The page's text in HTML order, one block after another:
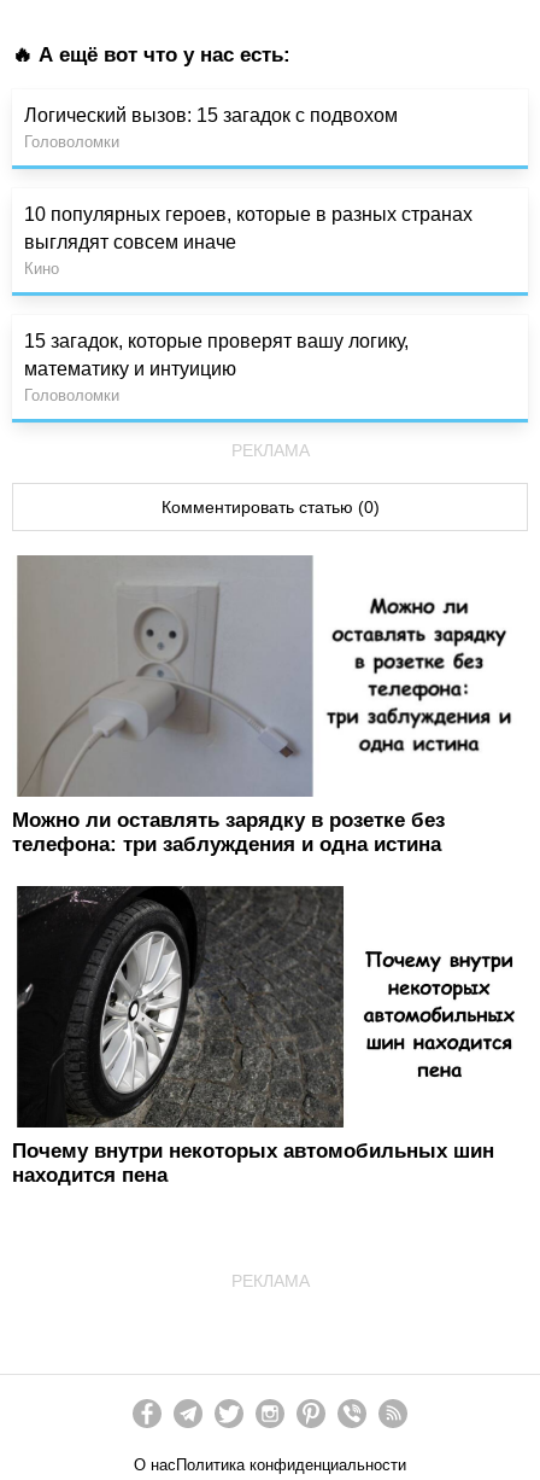
🔥 А ещё вот что у нас есть:
Логический вызов: 15 загадок с подвохом
Головоломки
10 популярных героев, которые в разных странах
выглядят совсем иначе
Кино
15 загадок, которые проверят вашу логику,
математику и интуицию
Головоломки
РЕКЛАМА
Комментировать статью (0)
Можно ли оставлять зарядку в розетке без
телефона: три заблуждения и одна истина
Почему внутри некоторых автомобильных шин
находится пена
РЕКЛАМА
О нас Политика конфиденциальности